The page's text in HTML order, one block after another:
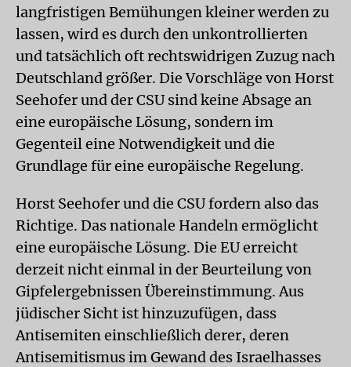
langfristigen Bemühungen kleiner werden zu
lassen, wird es durch den unkontrollierten
und tatsächlich oft rechtswidrigen Zuzug nach
Deutschland größer. Die Vorschläge von Horst
Seehofer und der CSU sind keine Absage an
eine europäische Lösung, sondern im
Gegenteil eine Notwendigkeit und die
Grundlage für eine europäische Regelung.
Horst Seehofer und die CSU fordern also das
Richtige. Das nationale Handeln ermöglicht
eine europäische Lösung. Die EU erreicht
derzeit nicht einmal in der Beurteilung von
Gipfelergebnissen Übereinstimmung. Aus
jüdischer Sicht ist hinzuzufügen, dass
Antisemiten einschließlich derer, deren
Antisemitismus im Gewand des Israelhasses